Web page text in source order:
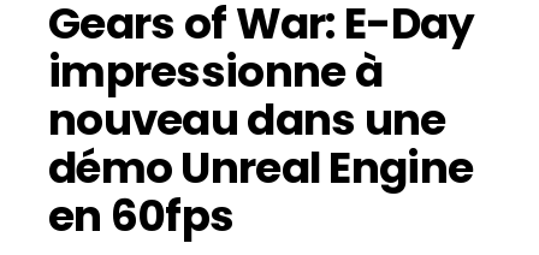
Gears of War: E-Day
impressionne à
nouveau dans une
démo Unreal Engine
en 60fps